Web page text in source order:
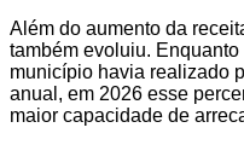
Além do aumento da
também evoluiu.
município havia realizado
anual, em 2026 esse
maior capacidade de